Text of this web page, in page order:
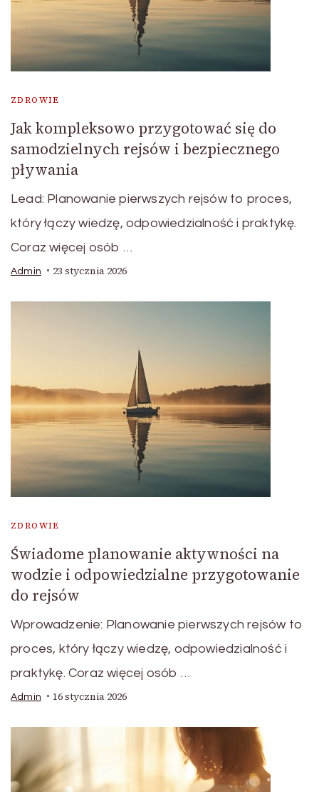
ZDROWIE
Jak kompleksowo przygotować się do
samodzielnych rejsów i bezpiecznego
pływania
Lead: Planowanie pierwszych rejsów to proces,
który łączy wiedzę, odpowiedzialność i praktykę.
Coraz więcej osób …
Admin 23 stycznia 2026
ZDROWIE
Świadome planowanie aktywności na
wodzie i odpowiedzialne przygotowanie
do rejsów
Wprowadzenie: Planowanie pierwszych rejsów to
proces, który łączy wiedzę, odpowiedzialność i
praktykę. Coraz więcej osób …
Admin 16 stycznia 2026